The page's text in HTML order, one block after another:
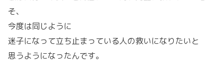
そ、
今度は同じように
迷子になって立ち止まっている人の救いになりたいと
思うようになったんです。